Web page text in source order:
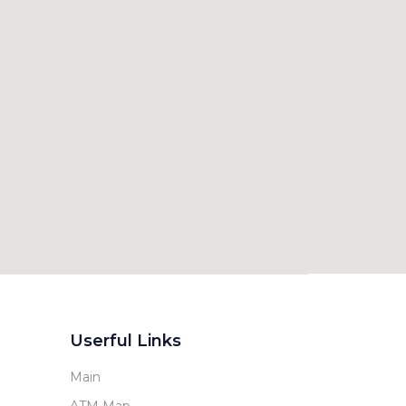
Userful Links
Main